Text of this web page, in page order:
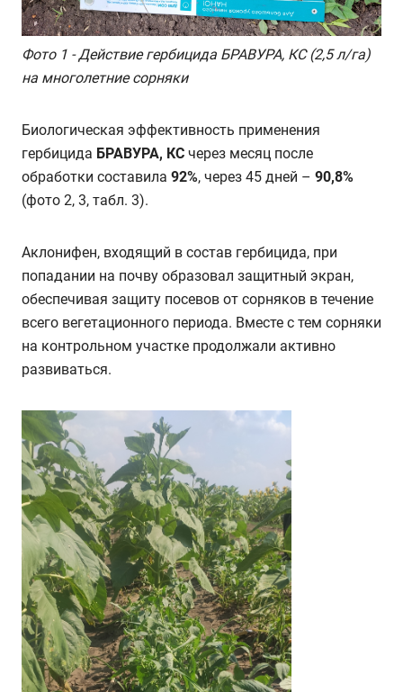
Фото 1 - Действие гербицида БРАВУРА, КС (2,5 л/га)
на многолетние сорняки
Биологическая эффективность применения
гербицида БРАВУРА, КС через месяц после
обработки составила 92%, через 45 дней – 90,8%
(фото 2, 3, табл. 3).
Аклонифен, входящий в состав гербицида, при
попадании на почву образовал защитный экран,
обеспечивая защиту посевов от сорняков в течение
всего вегетационного периода. Вместе с тем сорняки
на контрольном участке продолжали активно
развиваться.